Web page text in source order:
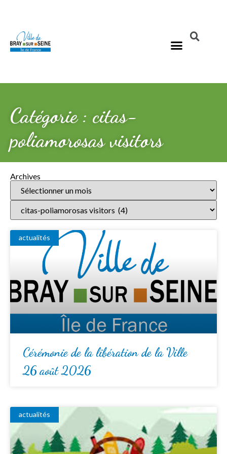
Catégorie : citas-
poliamorosas visitors
Archives
actualités
Cérémonie de la libération de la Ville
26 août 2026
actualités